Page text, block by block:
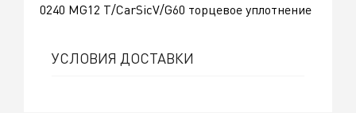
0240 MG12 T/CarSicV/G60 торцевое уплотнение
УСЛОВИЯ ДОСТАВКИ